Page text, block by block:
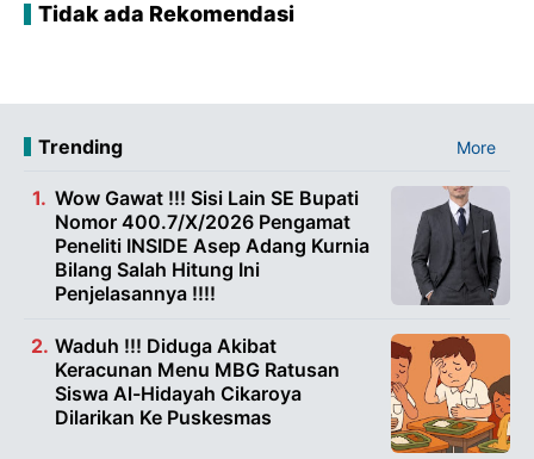
Tidak ada Rekomendasi
Trending More
Wow Gawat !!! Sisi Lain SE Bupati
Nomor 400.7/X/2026 Pengamat
Peneliti INSIDE Asep Adang Kurnia
Bilang Salah Hitung Ini
Penjelasannya !!!!
Waduh !!! Diduga Akibat
Keracunan Menu MBG Ratusan
Siswa Al-Hidayah Cikaroya
Dilarikan Ke Puskesmas